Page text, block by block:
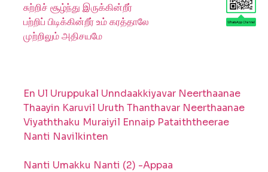
சுற்றிச் சூழ்ந்து இருக்கின்றீர்
பற்றிப் பிடிக்கின்றீர் உம் கரத்தாலே
முற்றிலும் அதிசயமே
En Ul Uruppukal Unndaakkiyavar Neerthaanae
Thaayin Karuvil Uruth Thanthavar Neerthaanae
Viyaththaku Muraiyil Ennaip Pataiththeerae
Nanti Navilkinten
Nanti Umakku Nanti (2) -Appaa